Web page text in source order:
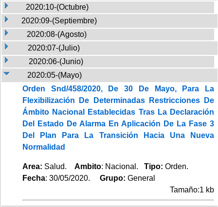
2020:10-(Octubre)
2020:09-(Septiembre)
2020:08-(Agosto)
2020:07-(Julio)
2020:06-(Junio)
2020:05-(Mayo)
Orden Snd/458/2020, De 30 De Mayo, Para La
Flexibilización De Determinadas Restricciones De
Ámbito Nacional Establecidas Tras La Declaración
Del Estado De Alarma En Aplicación De La Fase 3
Del Plan Para La Transición Hacia Una Nueva
Normalidad
Area: Salud. Ambito: Nacional. Tipo: Orden.
Fecha: 30/05/2020. Grupo: General
Tamaño:1 kb